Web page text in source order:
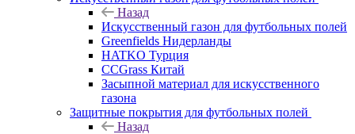
Назад
Искусственный газон для футбольных полей
Greenfields Нидерланды
HATKO Турция
CCGrass Китай
Засыпной материал для искусственного
газона
Защитные покрытия для футбольных полей
Назад